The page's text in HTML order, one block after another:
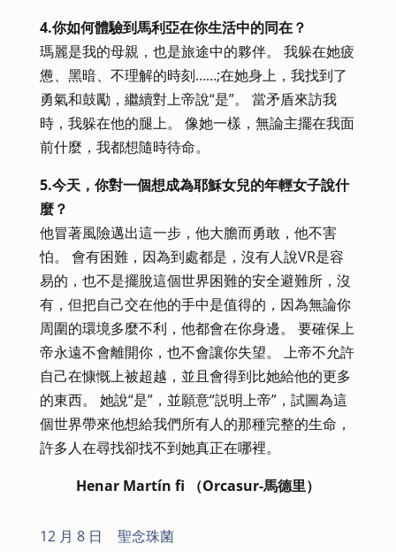
4.你如何體驗到馬利亞在你生活中的同在？
瑪麗是我的母親，也是旅途中的夥伴。 我躲在她疲
憊、黑暗、不理解的時刻……;在她身上，我找到了
勇氣和鼓勵，繼續對上帝說“是”。 當矛盾來訪我
時，我躲在他的腿上。 像她一樣，無論主擺在我面
前什麼，我都想隨時待命。
5.今天，你對一個想成為耶穌女兒的年輕女子說什
麼？
他冒著風險邁出這一步，他大膽而勇敢，他不害
怕。 會有困難，因為到處都是，沒有人說VR是容
易的，也不是擺脫這個世界困難的安全避難所，沒
有，但把自己交在他的手中是值得的，因為無論你
周圍的環境多麼不利，他都會在你身邊。 要確保上
帝永遠不會離開你，也不會讓你失望。 上帝不允許
自己在慷慨上被超越，並且會得到比她給他的更多
的東西。 她說“是”，並願意“説明上帝”，試圖為這
個世界帶來他想給我們所有人的那種完整的生命，
許多人在尋找卻找不到她真正在哪裡。
Henar Martín fi （Orcasur-馬德里）
12 月 8 日 聖念珠菌